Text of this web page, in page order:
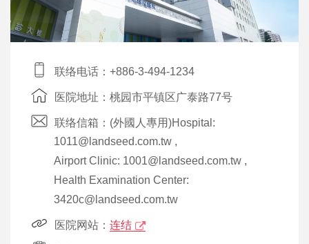
联络电话：+886-3-494-1234
医院地址：桃园市平镇区广泰路77号
联络信箱：(外國人專用)Hospital:
1011@landseed.com.tw ,
Airport Clinic: 1001@landseed.com.tw ,
Health Examination Center:
3420c@landseed.com.tw
医院网站： 连结